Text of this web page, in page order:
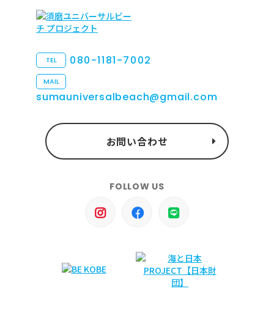
TEL 080-1181-7002
MAIL
sumauniversalbeach@gmail.com
お問い合わせ
FOLLOW US